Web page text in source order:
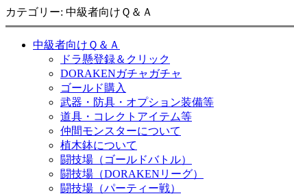
カテゴリー: 中級者向けＱ＆Ａ
中級者向けＱ＆Ａ
ドラ懸登録＆クリック
DORAKENガチャガチャ
ゴールド購入
武器・防具・オプション装備等
道具・コレクトアイテム等
仲間モンスターについて
植木鉢について
闘技場（ゴールドバトル）
闘技場（DORAKENリーグ）
闘技場（パーティー戦）